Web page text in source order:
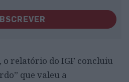
o relatório do IGF concluiu
que valeu a